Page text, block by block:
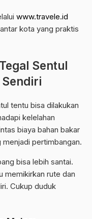
www.travele.id
kota yang praktis
Sentul
tentu bisa dilakukan
kelelahan
biaya bahan bakar
pertimbangan.
bisa lebih santai.
memikirkan rute dan
Cukup duduk